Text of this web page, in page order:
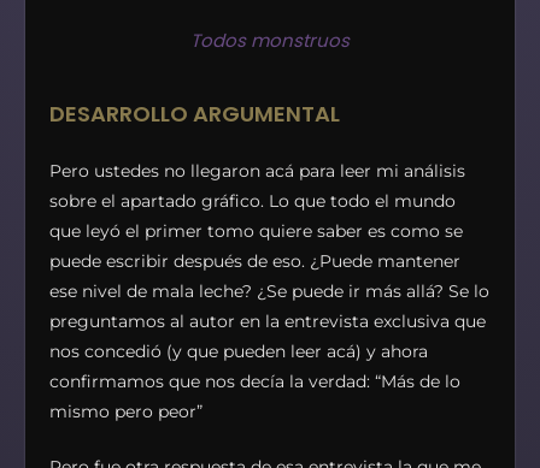
Todos monstruos
DESARROLLO ARGUMENTAL
Pero ustedes no llegaron acá para leer mi análisis
sobre el apartado gráfico. Lo que todo el mundo
que leyó el primer tomo quiere saber es como se
puede escribir después de eso. ¿Puede mantener
ese nivel de mala leche? ¿Se puede ir más allá? Se lo
preguntamos al autor en la entrevista exclusiva que
nos concedió (y que pueden leer acá) y ahora
confirmamos que nos decía la verdad: “Más de lo
mismo pero peor”